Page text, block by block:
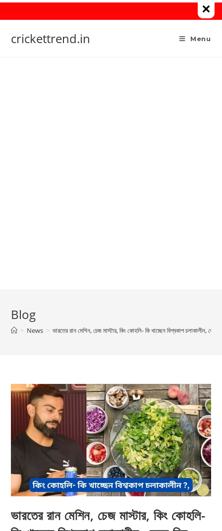
Skip
to
crickettrend.in Menu
Blog
> News > ভারতের রান মেশিন, চেজ মাস্টার, কিং কোহলি- কি খাচ্ছেন বিশ্বকাপ চলাকালীন, জেনে
ভারতের রান মেশিন, চেজ মাস্টার, কিং কোহলি-